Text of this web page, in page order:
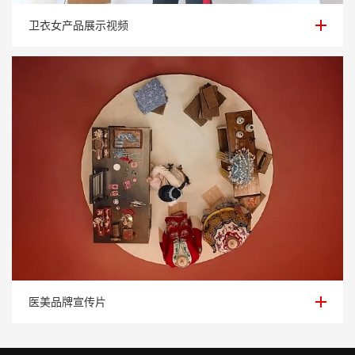
卫衣女产品展示视频
卫衣女产品展示视频
医美品牌宣传片
医美品牌宣传片